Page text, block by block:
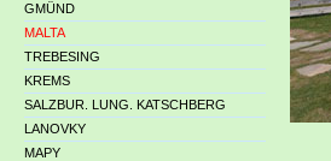
GMÜND
MALTA
TREBESING
KREMS
SALZBUR. LUNG. KATSCHBERG
LANOVKY
MAPY